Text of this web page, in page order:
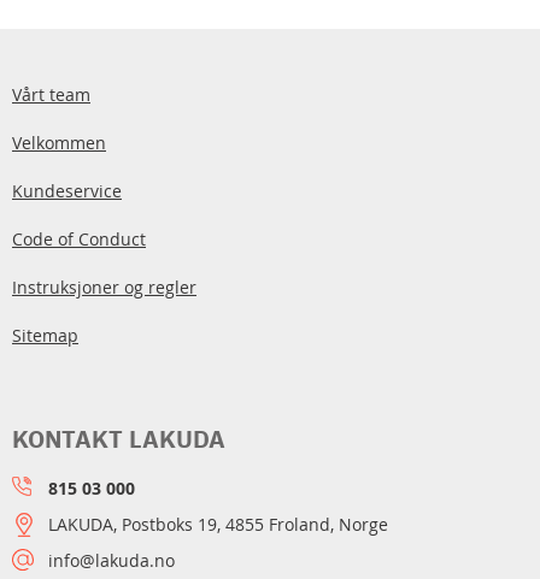
Vårt team
Velkommen
Kundeservice
Code of Conduct
Instruksjoner og regler
Sitemap
KONTAKT LAKUDA
815 03 000
LAKUDA, Postboks 19, 4855 Froland, Norge
info@lakuda.no